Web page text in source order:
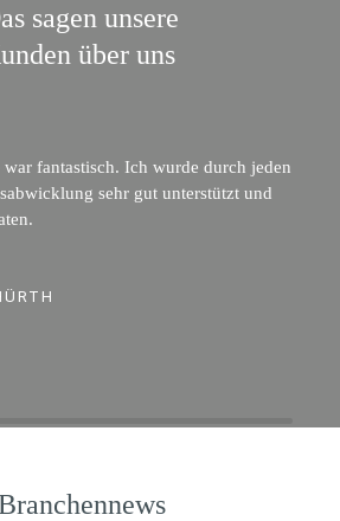
sagen unsere
über uns
fantastisch. Ich wurde durch jeden
sehr gut unterstützt und